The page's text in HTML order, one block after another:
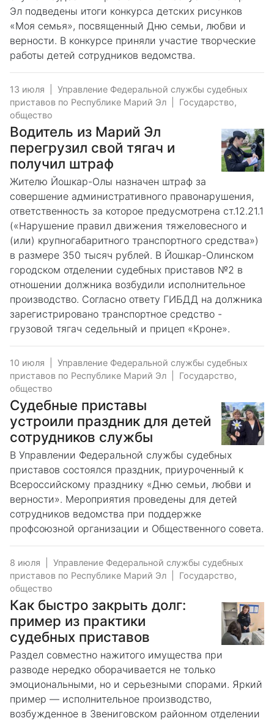
Эл подведены итоги конкурса детских рисунков
«Моя семья», посвященный Дню семьи, любви и
верности. В конкурсе приняли участие творческие
работы детей сотрудников ведомства.
13 июля
Управление Федеральной службы судебных
приставов по Республике Марий Эл
Государство,
общество
Водитель из Марий Эл
перегрузил свой тягач и
получил штраф
Жителю Йошкар-Олы назначен штраф за
совершение административного правонарушения,
ответственность за которое предусмотрена ст.12.21.1
(«Нарушение правил движения тяжеловесного и
(или) крупногабаритного транспортного средства»)
в размере 350 тысяч рублей. В Йошкар-Олинском
городском отделении судебных приставов №2 в
отношении должника возбудили исполнительное
производство. Согласно ответу ГИБДД на должника
зарегистрировано транспортное средство -
грузовой тягач седельный и прицеп «Кроне».
10 июля
Управление Федеральной службы судебных
приставов по Республике Марий Эл
Государство,
общество
Судебные приставы
устроили праздник для детей
сотрудников службы
В Управлении Федеральной службы судебных
приставов состоялся праздник, приуроченный к
Всероссийскому празднику «Дню семьи, любви и
верности». Мероприятия проведены для детей
сотрудников ведомства при поддержке
профсоюзной организации и Общественного совета.
8 июля
Управление Федеральной службы судебных
приставов по Республике Марий Эл
Государство,
общество
Как быстро закрыть долг:
пример из практики
судебных приставов
Раздел совместно нажитого имущества при
разводе нередко оборачивается не только
эмоциональными, но и серьезными спорами. Яркий
пример — исполнительное производство,
возбужденное в Звениговском районном отделении